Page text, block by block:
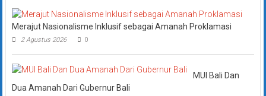
Merajut Nasionalisme Inklusif sebagai Amanah Proklamasi
2 Agustus 2026 0
MUI Bali Dan
Dua Amanah Dari Gubernur Bali